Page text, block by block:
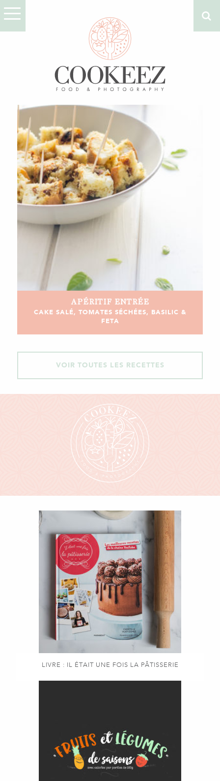
APÉRITIF ENTRÉE
CAKE SALÉ, TOMATES SÉCHÉES, BASILIC &
FETA
VOIR TOUTES LES RECETTES
LIVRE : IL ÉTAIT UNE FOIS LA PÂTISSERIE